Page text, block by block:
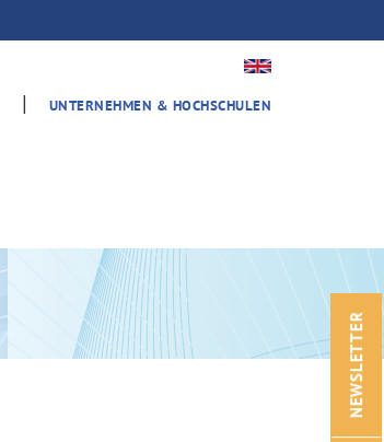
| UNTERNEHMEN & HOCHSCHULEN
NEWSLETTER